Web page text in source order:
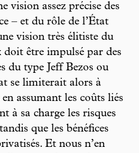
vision assez précise des
– et du rôle de l’État
vision très élitiste du
être impulsé par des
du type Jeff Bezos ou
se limiterait alors à
assumant les coûts liés
à sa charge les risques
que les bénéfices
Et nous n’en